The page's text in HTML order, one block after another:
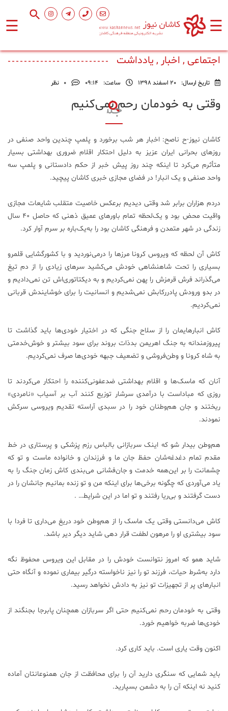
☰ ☰
اصلی
هنر
ورزشی
محیط
زیست
و
فناوری
عکس
پادکست
مجله
و
هنری
اجتماعی , اخبار , یادداشت
تاریخ ارسال: 20 اسفند 1398 ساعت: ۰۹:۱۴ 0 نظر
وقتی به خودمان رحم نمی‌کنیم
کاشان نیوز-ح ناصح: اخبار هر شب برخورد و پلمپ چندین واحد صنفی در
روزهای بحرانی ایران عزیز به دلیل احتکار اقلام ضروری بهداشتی بسیار
متأثرم می‌کرد تا اینکه چند روز پیش خبر از حکم دادستانی و پلمپ سه
واحد صنفی و یک انبار! در فضای مجازی خبری کاشان پیچید.
دردم هزاران برابر شد وقتی دیدیم برعکس خاصیت متقلب شایعات مجازی
واقیت محض بود و یک‌لحظه تمام باورهای عمیق ذهنی که حاصل ۴۰ سال
زندگی در شهر متمدن و فرهنگی کاشان بود را به‌یک‌باره بر سرم آوار کرد.
کاش آن لحظه که ویروس کرونا مرزها را درمی‌نوردید و با کشورگشایی قلمرو
بسیاری را تحت شاهنشاهی خودش می‌کشید سرهای زیادی را از دم تیغ
می‌گذراند فرش قرمزش را پهن نمی‌کردیم و به دیکتاتوری‌اش تن نمی‌دادیم و
در بدو ورودش پادررکابش نمی‌شدیم و انسانیت را برای خوشایندش قربانی
نمی‌کردیم.
کاش انبارهایمان را از سلاح جنگی که در اختیار خودی‌ها باید گذاشت تا
پیروزمندانه به جنگ اهریمن بدذات بروند برای سود بیشتر و خوش‌خدمتی
به شاه کرونا و وطن‌فروشی و تضعیف جبهه خودی‌ها صرف نمی‌کردیم.
آنان که ماسک‌ها و اقلام بهداشتی ضدعفونی‌کننده را احتکار می‌کردند تا
روزی که مباداست با درآمدی سرشار توزیع کنند آب بر آسیاب «نامردی»
ریختند و جان هم‌وطنان خود را در سبدی آراسته تقدیم ویروسی سرکش
نمودند.
هم‌وطن بیدار شو که اینک سربازانی بالباس رزم پزشکی و پرستاری در خط
مقدم تمام دغدغه‌شان حفظ جان ما و فرزندان و خانواده ماست و تو که
چشمانت را بر این‌همه خدمت و جان‌فشانی می‌بندی کاش زمان جنگ را به
یاد می‌آوردی که چگونه برخی‌ها برای اینکه من و تو زنده بمانیم جانشان را در
دست گرفتند و بی‌ریا رفتند و تو اما در این شرایط… .
کاش می‌دانستی وقتی یک ماسک را از هم‌وطن خود دریغ می‌داری تا فردا با
سود بیشتری او را مرهون لطفت قرار دهی شاید دیگر دیر باشد.
شاید همو که امروز نتوانست خودش را در مقابل این ویروس محفوظ نگه
دارد به‌شرط حیات، فرزند تو را نیز ناخواسته درگیر بیماری نموده و آنگاه حتی
انبارهای پر از تجهیزات تو نیز به دادش نخواهد رسید.
وقتی به خودمان رحم نمی‌کنیم حتی اگر سربازان همچنان پابرجا بجنگند از
خودی‌ها ضربه خواهیم خورد.
اکنون وقت یاری است. باید کاری کرد.
باید شمایی که سنگری دارید آن را برای محافظت از جان همنوعانتان آماده
کنید نه اینکه آن را به دشمن بسپارید.